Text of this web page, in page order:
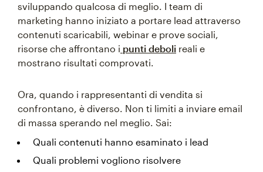
sviluppando qualcosa di meglio. I team di
marketing hanno iniziato a portare lead attraverso
contenuti scaricabili, webinar e prove sociali,
risorse che affrontano i punti deboli reali e
mostrano risultati comprovati.
Ora, quando i rappresentanti di vendita si
confrontano, è diverso. Non ti limiti a inviare email
di massa sperando nel meglio. Sai:
Quali contenuti hanno esaminato i lead
Quali problemi vogliono risolvere